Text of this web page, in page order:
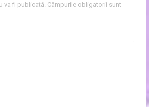
va fi publicată. Câmpurile obligatorii sunt